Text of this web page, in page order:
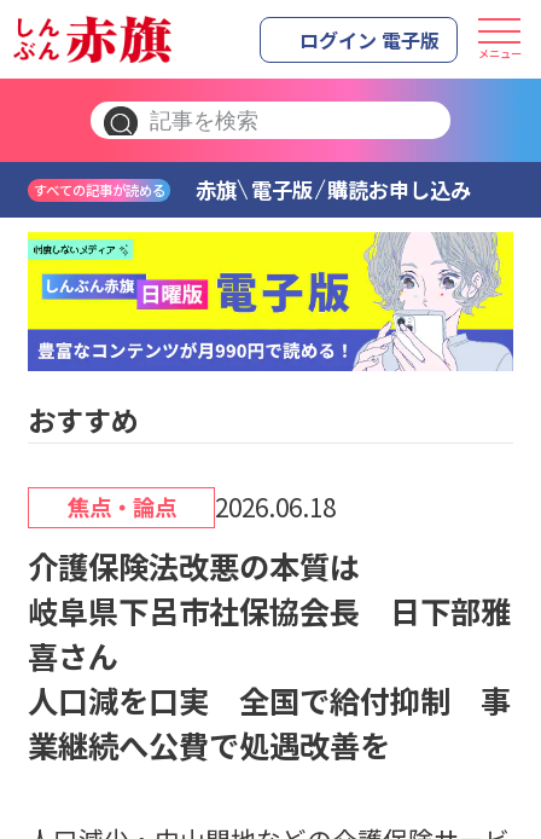
ログイン 電子版 メニュー
すべての記事が読める 赤旗 電子版 購読お申し込み
おすすめ
焦点・論点 2026.06.18
介護保険法改悪の本質は
岐阜県下呂市社保協会長 日下部雅
喜さん
人口減を口実 全国で給付抑制 事
業継続へ公費で処遇改善を